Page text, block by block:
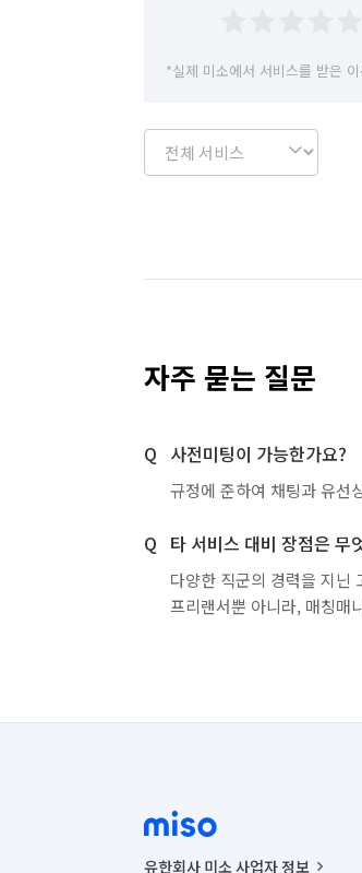
*실제 미소에서 서비스를 받은
자주 묻는 질문
사전미팅이 가능한가요?
규정에 준하여 채팅과 유선
타 서비스 대비 장점은 무
다양한 직군의 경력을 지닌
프리랜서뿐 아니라, 매칭매
유한회사 미소 사업자 정보